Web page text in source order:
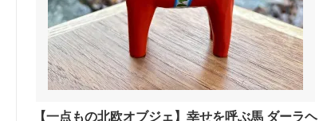
【一点もの北欧オブジェ】幸せを呼ぶ馬 ダーラヘ